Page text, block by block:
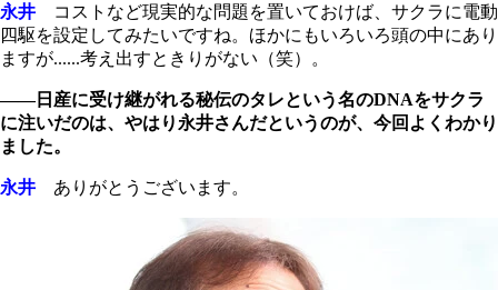
永井 コストなど現実的な問題を置いておけば、サクラに電動
四駆を設定してみたいですね。ほかにもいろいろ頭の中にあり
ますが......考え出すときりがない（笑）。
――日産に受け継がれる秘伝のタレという名のDNAをサクラ
に注いだのは、やはり永井さんだというのが、今回よくわかり
ました。
永井 ありがとうございます。